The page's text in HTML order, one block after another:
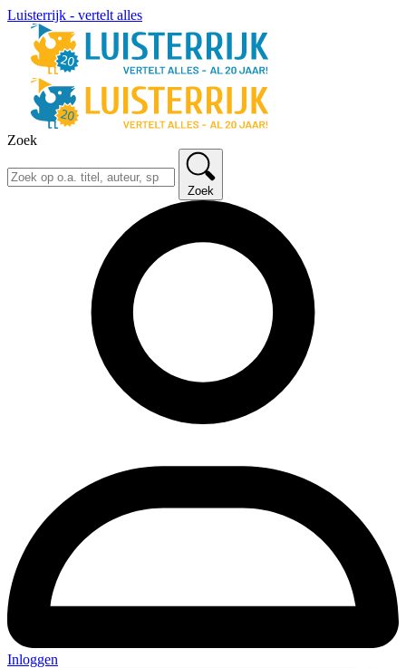
Luisterrijk - vertelt alles
Zoek
Zoek
Inloggen